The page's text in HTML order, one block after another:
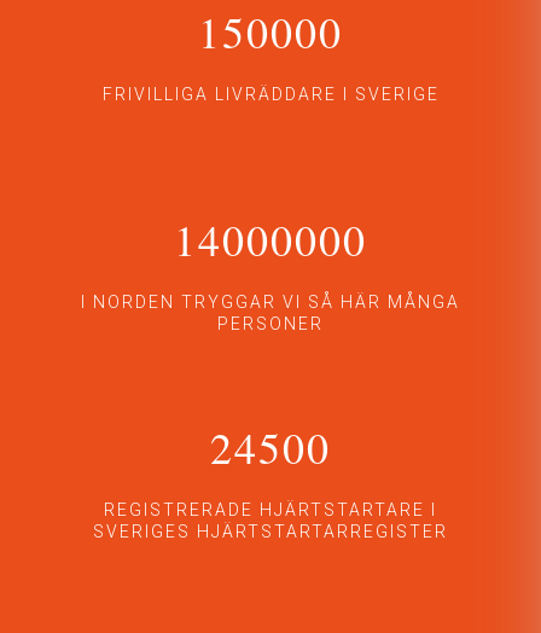
150000
FRIVILLIGA LIVRÄDDARE I SVERIGE
14000000
I NORDEN TRYGGAR VI SÅ HÄR MÅNGA
PERSONER
24500
REGISTRERADE HJÄRTSTARTARE I
SVERIGES HJÄRTSTARTARREGISTER